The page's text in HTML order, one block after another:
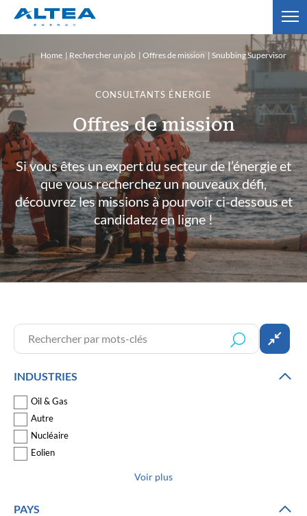
CONSULTANTS ÉNERGIE
Offres de mission
Si vous êtes un expert du secteur de l’énergie et
que vous recherchez un nouveaux défi,
découvrez les missions à pourvoir ci-dessous et
candidatez en ligne !
Home Rechercher un job Offres de mission Snubbing Supervisor
INDUSTRIES
Oil & Gas
Autre
Nucléaire
Eolien
Voir plus
PAYS